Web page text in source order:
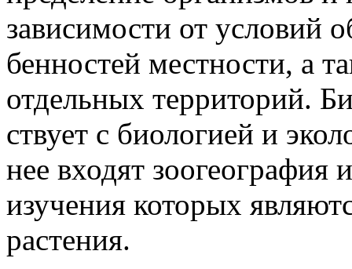
за­ви­си­мо­сти от ус­ло­вий
бен­но­стей ме­ст­но­сти, а
от­дель­ных тер­ри­то­рий.
ст­вует с био­ло­гией и
нее вхо­дят зоо­гео­гра­фия
изу­че­ния ко­то­рых
рас­те­ния.